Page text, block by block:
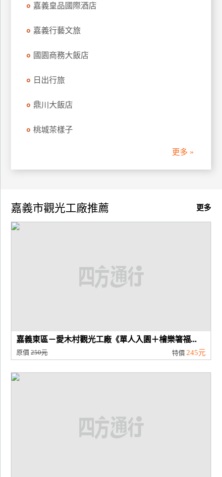
飯
作
計
商
嘉義皇品國際酒店
嘉義行藝文旅
國園商務大飯店
日出行旅
鼎川大飯店
桃城茶樣子
更多 »
更多
嘉義市觀光工廠推薦
嘉義東區－愛木村觀光工廠《單人入園＋檜樂箸福...
原價250元 特價 245元